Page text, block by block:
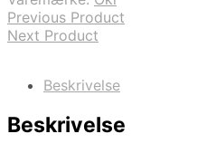
Previous Product
Next Product
Beskrivelse
Beskrivelse